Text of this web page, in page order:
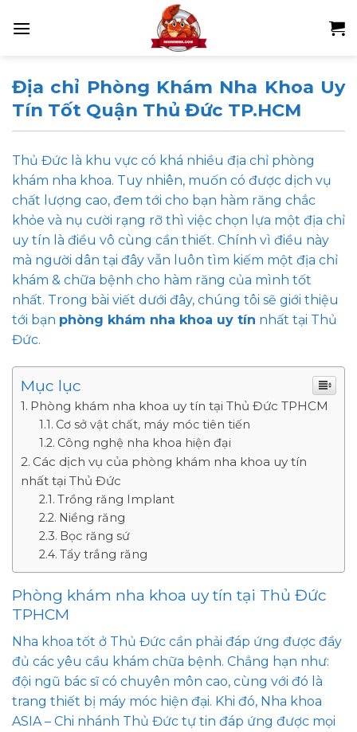
Địa chỉ Phòng Khám Nha Khoa Uy
Tín Tốt Quận Thủ Đức TP.HCM
Thủ Đức là khu vực có khá nhiều địa chỉ phòng
khám nha khoa. Tuy nhiên, muốn có được dịch vụ
chất lượng cao, đem tới cho bạn hàm răng chắc
khỏe và nụ cười rạng rỡ thì việc chọn lựa một địa chỉ
uy tín là điều vô cùng cần thiết. Chính vì điều này
mà người dân tại đây vẫn luôn tìm kiếm một địa chỉ
khám & chữa bệnh cho hàm răng của mình tốt
nhất. Trong bài viết dưới đây, chúng tôi sẽ giới thiệu
tới bạn phòng khám nha khoa uy tín nhất tại Thủ
Đức.
Mục lục
Phòng khám nha khoa uy tín tại Thủ Đức TPHCM
Cơ sở vật chất, máy móc tiên tiến
Công nghệ nha khoa hiện đại
Các dịch vụ của phòng khám nha khoa uy tín
nhất tại Thủ Đức
Trồng răng Implant
Niềng răng
Bọc răng sứ
Tẩy trắng răng
Phòng khám nha khoa uy tín tại Thủ Đức
TPHCM
Nha khoa tốt ở Thủ Đức cần phải đáp ứng được đầy
đủ các yêu cầu khám chữa bệnh. Chẳng hạn như:
đội ngũ bác sĩ có chuyên môn cao, cùng với đó là
trang thiết bị máy móc hiện đại. Khi đó, Nha khoa
ASIA – Chi nhánh Thủ Đức tự tin đáp ứng được mọi